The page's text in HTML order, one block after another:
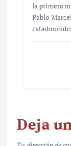
la primera
Pablo
Deja